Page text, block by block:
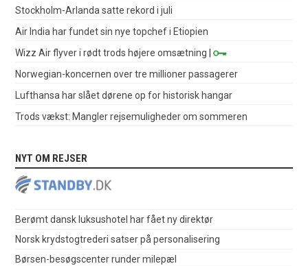
Stockholm-Arlanda satte rekord i juli
Air India har fundet sin nye topchef i Etiopien
Wizz Air flyver i rødt trods højere omsætning |
Norwegian-koncernen over tre millioner passagerer
Lufthansa har slået dørene op for historisk hangar
Trods vækst: Mangler rejsemuligheder om sommeren
NYT OM REJSER
Berømt dansk luksushotel har fået ny direktør
Norsk krydstogtrederi satser på personalisering
Børsen-besøgscenter runder milepæl